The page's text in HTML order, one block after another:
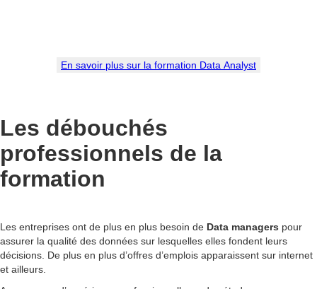
En savoir plus sur la formation Data Analyst
Les débouchés
professionnels de la
formation
Les entreprises ont de plus en plus besoin de Data managers pour
assurer la qualité des données sur lesquelles elles fondent leurs
décisions. De plus en plus d’offres d’emplois apparaissent sur internet
et ailleurs.